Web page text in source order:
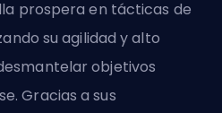
prospera en tácticas de
su agilidad y alto
objetivos
Gracias a sus